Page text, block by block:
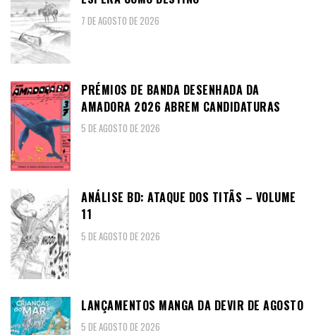
7 DE AGOSTO DE 2026
PRÉMIOS DE BANDA DESENHADA DA
AMADORA 2026 ABREM CANDIDATURAS
5 DE AGOSTO DE 2026
ANÁLISE BD: ATAQUE DOS TITÃS – VOLUME
11
5 DE AGOSTO DE 2026
LANÇAMENTOS MANGA DA DEVIR DE AGOSTO
5 DE AGOSTO DE 2026